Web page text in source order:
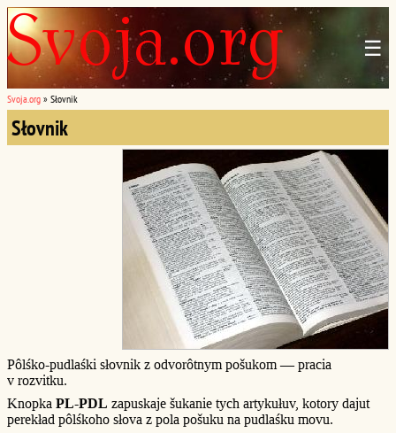
☰
Svoja.org » Słovnik
Słovnik
Pôlśko-pudlaśki słovnik z odvorôtnym pošukom — pracia
v rozvitku.
Knopka PL-PDL zapuskaje šukanie tych artykułuv, kotory dajut
perekład pôlśkoho słova z pola pošuku na pudlaśku movu.